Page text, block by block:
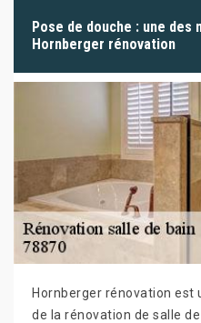
Pose de douche : une des
Hornberger rénovation
Hornberger rénovation est
de la rénovation de salle